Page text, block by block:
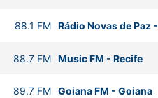
88.1 FM Rádio Novas de Paz-
88.7 FM Music FM - Recife
89.7 FM Goiana FM - Goiana